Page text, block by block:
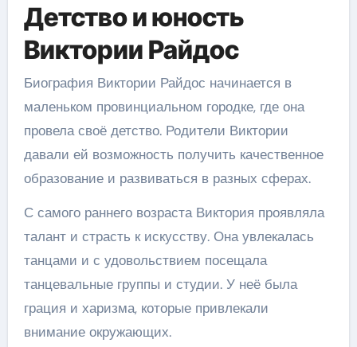
Детство и юность
Виктории Райдос
Биография Виктории Райдос начинается в
маленьком провинциальном городке, где она
провела своё детство. Родители Виктории
давали ей возможность получить качественное
образование и развиваться в разных сферах.
С самого раннего возраста Виктория проявляла
талант и страсть к искусству. Она увлекалась
танцами и с удовольствием посещала
танцевальные группы и студии. У неё была
грация и харизма, которые привлекали
внимание окружающих.